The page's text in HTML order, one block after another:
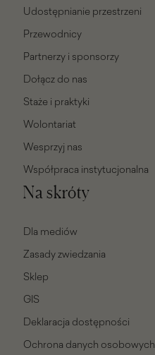
Udostępnianie przestrzeni
Przewodnicy
Partnerzy i sponsorzy
Dołącz do nas
Staże i praktyki
Wolontariat
Wesprzyj nas
Współpraca instytucjonalna
Na skróty
Dla mediów
Zasady zwiedzania
Sklep
GIS
Deklaracja dostępności
Ochrona danych osobowych